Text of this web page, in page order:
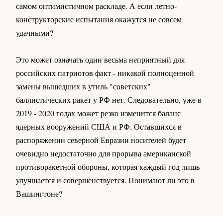
самом оптимистичном раскладе. А если летно-
конструкторские испытания окажутся не совсем
удачными?
Это может означать один весьма неприятный для
российских патриотов факт - никакой полноценной
замены вышедших в утиль "советских"
баллистических ракет у РФ нет. Следовательно, уже в
2019 - 2020 годах может резко изменится баланс
ядерных вооружений США и РФ. Оставшихся в
распоряжении северной Евразии носителей будет
очевидно недостаточно для прорыва американской
противоракетной обороны, которая каждый год лишь
улучшается и совершенствуется. Понимают ли это в
Вашингтоне?